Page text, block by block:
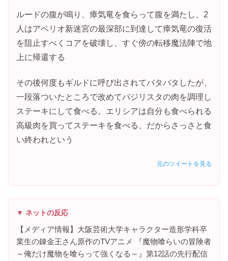
ルードの腹が鳴り、瘴気竜を食らって腹を満たし、2
人はアベリオ新迷宮の最深部に到達して瘴気竜の復活
を阻止すべくコアを破壊し、すぐ傍の転移魔法陣で地
上に帰還する
その後何度もギルドに呼び出されてバタバタしたが、
一段落ついたところで改めてバジリスタの肉を調理し
ステーキにして食べる。エリシアは自分も食べられる
高級肉を買ってステーキを食べる、だからさっさと食
い終われという
元のツイートを見る
▼ ネットの反応
【メディア情報】大阪芸術大学キャラクター造形学科卒
業生の錬金王さん原作のTVアニメ 『魔物喰らいの冒険者
～俺だけ魔物を喰らって強くなる～』第12話の先行配信